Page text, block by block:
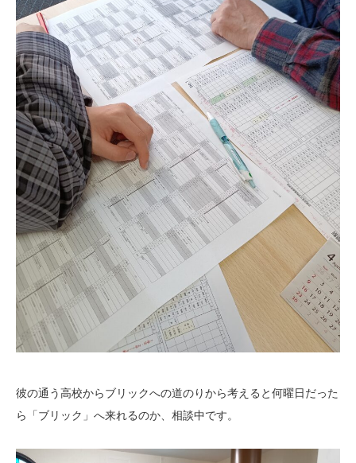
彼の通う高校からブリックへの道のりから考えると何曜日だった
ら「ブリック」へ来れるのか、相談中です。